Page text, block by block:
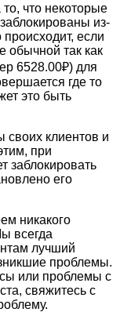
что некоторые
из-
если
обычной так как
6528.00₽) для
где то
это быть
клиентов и
при
заблокировать
его
никакого
всегда
лучший
проблемы.
или проблемы с
свяжитесь с